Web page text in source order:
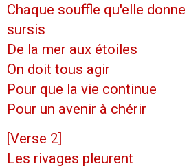
Chaque souffle qu'elle
sursis
De la mer aux étoiles
On doit tous agir
Pour que la vie continue
Pour un avenir à chérir
[Verse 2]
Les rivages pleurent